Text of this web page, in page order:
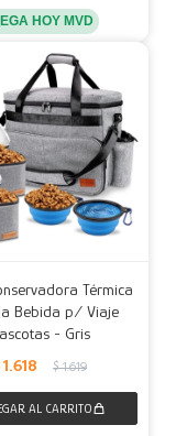
HOY MVD
Térmica
Bebida p/ Viaje
- Gris
1.618 $ 1.619